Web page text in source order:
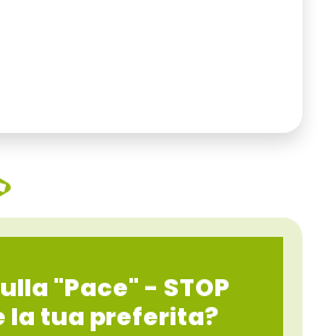
"Pace" - STOP
la tua preferita?